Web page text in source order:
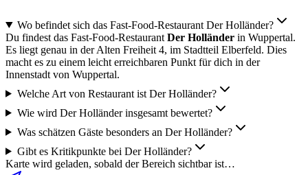
Wo befindet sich das Fast-Food-Restaurant Der Holländer?
Du findest das Fast-Food-Restaurant Der Holländer in Wuppertal.
Es liegt genau in der Alten Freiheit 4, im Stadtteil Elberfeld. Dies
macht es zu einem leicht erreichbaren Punkt für dich in der
Innenstadt von Wuppertal.
Welche Art von Restaurant ist Der Holländer?
Wie wird Der Holländer insgesamt bewertet?
Was schätzen Gäste besonders an Der Holländer?
Gibt es Kritikpunkte bei Der Holländer?
Karte wird geladen, sobald der Bereich sichtbar ist…